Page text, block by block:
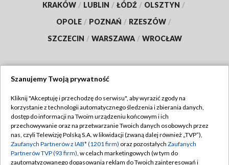
KRAKÓW / LUBLIN / ŁÓDŹ / OLSZTYN /
OPOLE / POZNAŃ / RZESZÓW /
SZCZECIN / WARSZAWA / WROCŁAW
TVP
Abonament TVP
Emisja w TVP
Centrum informacji TVP
Regulamin TVP
Polityka prywatności
Moje zgody
Szanujemy Twoją prywatność
Kliknij "Akceptuję i przechodzę do serwisu", aby wyrazić zgody na
korzystanie z technologii automatycznego śledzenia i zbierania danych,
dostęp do informacji na Twoim urządzeniu końcowym i ich
przechowywanie oraz na przetwarzanie Twoich danych osobowych przez
nas, czyli Telewizję Polską S.A. w likwidacji (zwaną dalej również „TVP”),
Zaufanych Partnerów z IAB* (1201 firm) oraz pozostałych Zaufanych
Partnerów TVP (93 firm), w celach marketingowych (w tym do
zautomatyzowanego dopasowania reklam do Twoich zainteresowań i